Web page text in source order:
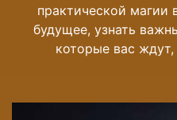
практической магии
будущее, узнать
которые вас